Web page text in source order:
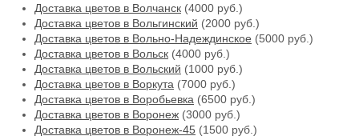
Доставка цветов в Волчанск (4000 руб.)
Доставка цветов в Вольгинский (2000 руб.)
Доставка цветов в Вольно-Надеждинское (5000 руб.)
Доставка цветов в Вольск (4000 руб.)
Доставка цветов в Вольский (1000 руб.)
Доставка цветов в Воркута (7000 руб.)
Доставка цветов в Воробьевка (6500 руб.)
Доставка цветов в Воронеж (3000 руб.)
Доставка цветов в Воронеж-45 (1500 руб.)